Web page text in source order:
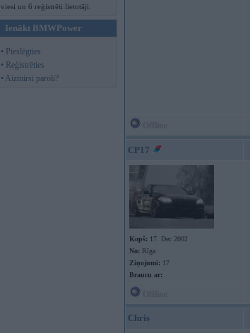
viesi un 6 reģistrēti lietotāji.
Ienākt BMWPower
• Pieslēgties
• Reģistrēties
• Aizmirsi paroli?
CP17
Kopš: 17. Dec 2002
No: Rīga
Ziņojumi: 17
Braucu ar:
Chris